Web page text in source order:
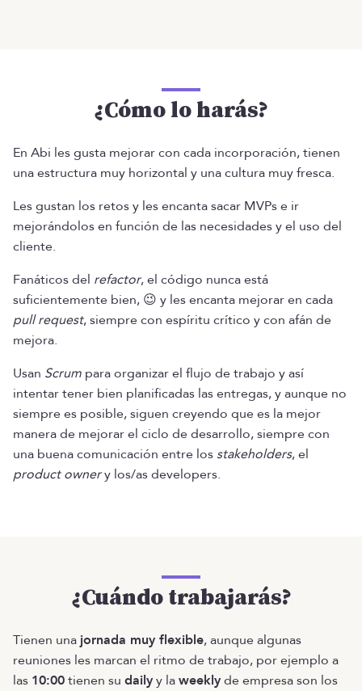
¿Cómo lo harás?
En Abi les gusta mejorar con cada incorporación, tienen
una estructura muy horizontal y una cultura muy fresca.
Les gustan los retos y les encanta sacar MVPs e ir
mejorándolos en función de las necesidades y el uso del
cliente.
Fanáticos del refactor, el código nunca está
suficientemente bien, 😉 y les encanta mejorar en cada
pull request, siempre con espíritu crítico y con afán de
mejora.
Usan Scrum para organizar el flujo de trabajo y así
intentar tener bien planificadas las entregas, y aunque no
siempre es posible, siguen creyendo que es la mejor
manera de mejorar el ciclo de desarrollo, siempre con
una buena comunicación entre los stakeholders, el
product ownery los/as developers.
¿Cuándo trabajarás?
Tienen una jornada muy flexible, aunque algunas
reuniones les marcan el ritmo de trabajo, por ejemplo a
las 10:00tienen su dailyy laweeklyde empresa son los